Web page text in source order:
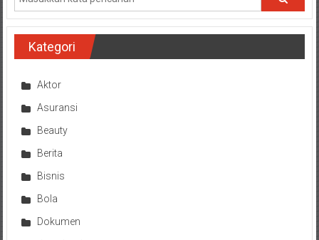
Kategori
Aktor
Asuransi
Beauty
Berita
Bisnis
Bola
Dokumen